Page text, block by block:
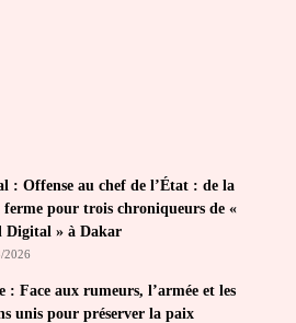
: Offense au chef de l’État : de la
ferme pour trois chroniqueurs de «
Digital » à Dakar
2026
: Face aux rumeurs, l’armée et les
unis pour préserver la paix